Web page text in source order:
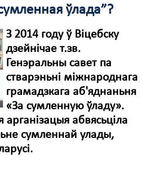
ўлада”?
З 2014 году ў Віцебску
дзейнічае т.зв.
Генэральны савет па
стварэньні міжнароднага
грамадзкага аб'яднаньня
«За сумленную ўладу».
абвясьціла
сумленнай улады,